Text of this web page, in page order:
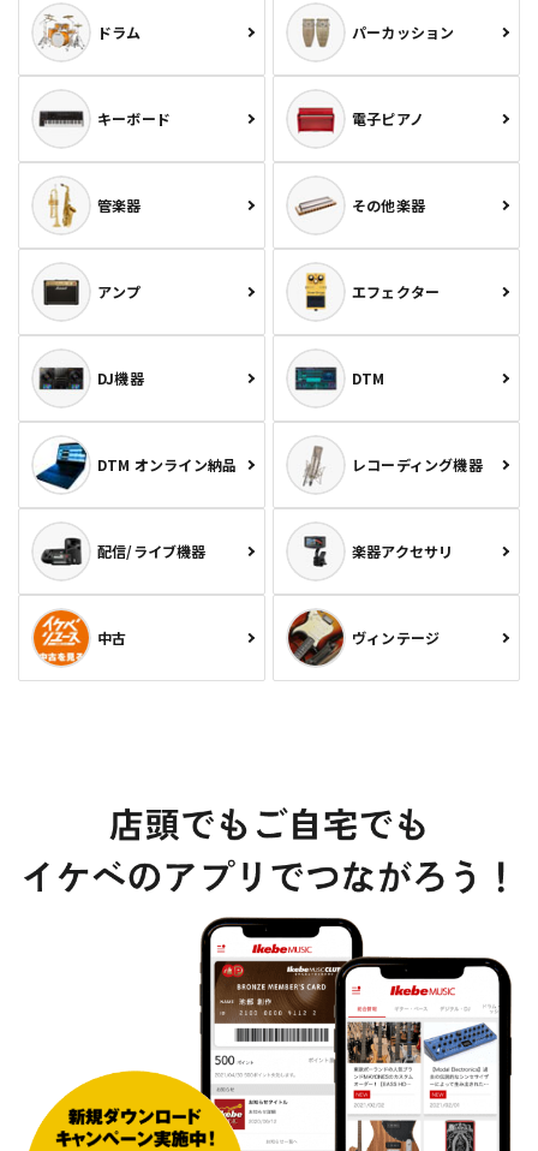
ドラム パーカッション
キーボード 電子ピアノ
管楽器 その他楽器
アンプ エフェクター
DJ機器 DTM
DTM オンライン納品 レコーディング機器
配信/ライブ機器 楽器アクセサリ
中古 ヴィンテージ